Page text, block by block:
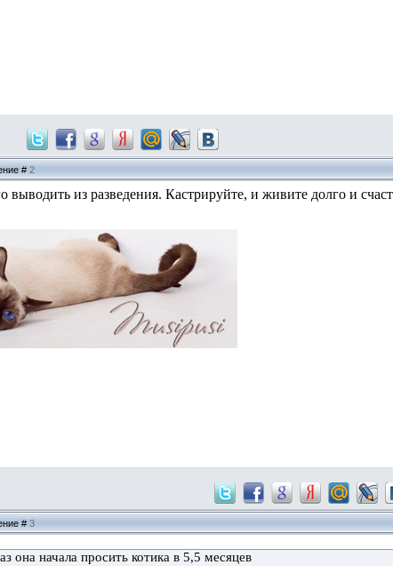
# 2
выводить из разведения. Кастрируйте, и живите долго и
# 3
она начала просить котика в 5,5 месяцев